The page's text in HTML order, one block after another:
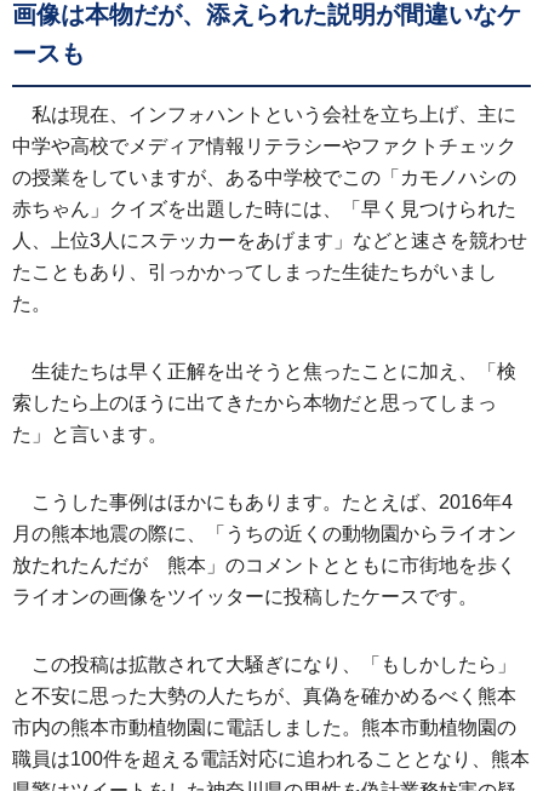
画像は本物だが、添えられた説明が間違いなケ
ースも
私は現在、インフォハントという会社を立ち上げ、主に
中学や高校でメディア情報リテラシーやファクトチェック
の授業をしていますが、ある中学校でこの「カモノハシの
赤ちゃん」クイズを出題した時には、「早く見つけられた
人、上位3人にステッカーをあげます」などと速さを競わせ
たこともあり、引っかかってしまった生徒たちがいまし
た。
生徒たちは早く正解を出そうと焦ったことに加え、「検
索したら上のほうに出てきたから本物だと思ってしまっ
た」と言います。
こうした事例はほかにもあります。たとえば、2016年4
月の熊本地震の際に、「うちの近くの動物園からライオン
放たれたんだが 熊本」のコメントとともに市街地を歩く
ライオンの画像をツイッターに投稿したケースです。
この投稿は拡散されて大騒ぎになり、「もしかしたら」
と不安に思った大勢の人たちが、真偽を確かめるべく熊本
市内の熊本市動植物園に電話しました。熊本市動植物園の
職員は100件を超える電話対応に追われることとなり、熊本